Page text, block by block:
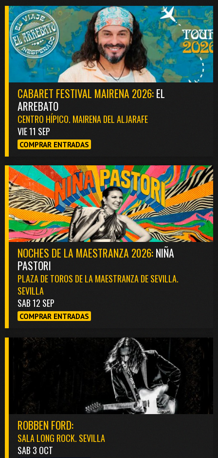
CABARET FESTIVAL MAIRENA 2026:EL
ARREBATO
CENTRO HÍPICO. MAIRENA DEL ALJARAFE
VIE 11 SEP
COMPRAR ENTRADAS
NOCHES DE LA MAESTRANZA 2026:NIÑA
PASTORI
PLAZA DE TOROS DE LA MAESTRANZA DE SEVILLA.
SEVILLA
SAB 12 SEP
COMPRAR ENTRADAS
ROBBEN FORD:
SALA LONG ROCK. SEVILLA
SAB 3 OCT